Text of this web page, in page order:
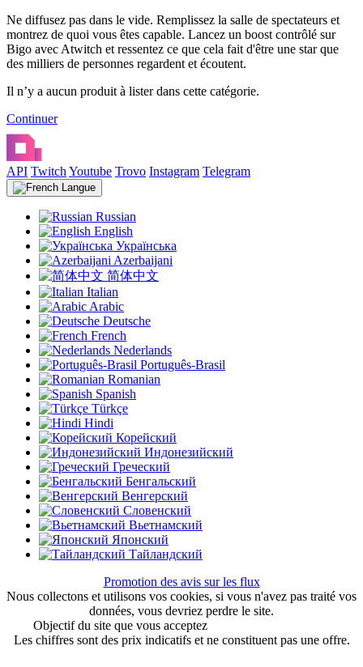
Ne diffusez pas dans le vide. Remplissez la salle de spectateurs et
montrez de quoi vous êtes capable. Lancez un boost contrôlé sur
Bigo avec Atwitch et ressentez ce que cela fait d'être une star que
des milliers de personnes regardent et écoutent.
Il n’y a aucun produit à lister dans cette catégorie.
Continuer
API Twitch Youtube Trovo Instagram Telegram
Langue
Russian
English
Українська
Azerbaijani
简体中文
Italian
Arabic
Deutsche
French
Nederlands
Português-Brasil
Romanian
Spanish
Türkçe
Hindi
Корейский
Индонезийский
Греческий
Бенгальский
Венгерский
Словенский
Вьетнамский
Японский
Тайландский
Promotion des avis sur les flux
Nous collectons et utilisons vos cookies, si vous n'avez pas traité vos
données, vous devriez perdre le site.
Objectif du site que vous acceptez
Les chiffres sont des prix indicatifs et ne constituent pas une offre.